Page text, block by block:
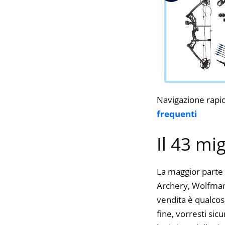
Navigazione
frequenti
Il 43
La maggior
Archery,
vendita è
fine, vorresti